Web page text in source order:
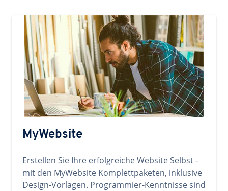
MyWebsite
Erstellen Sie Ihre erfolgreiche Website Selbst -
mit den MyWebsite Komplettpaketen, inklusive
Design-Vorlagen. Programmier-Kenntnisse sind